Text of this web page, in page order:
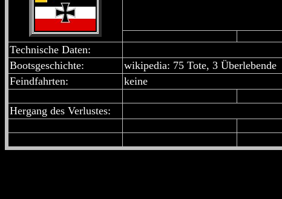
Technische Daten:
Bootsgeschichte:
wikipedia: 75 Tote, 3 Überlebende
Feindfahrten:
keine
Hergang des Verlustes: